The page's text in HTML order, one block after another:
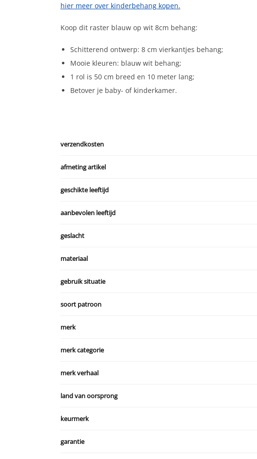
hier meer over kinderbehang kopen.
Koop dit raster blauw op wit 8cm behang:
Schitterend ontwerp: 8 cm vierkantjes behang;
Mooie kleuren: blauw wit behang;
1 rol is 50 cm breed en 10 meter lang;
Betover je baby- of kinderkamer.
verzendkosten
afmeting artikel
geschikte leeftijd
aanbevolen leeftijd
geslacht
materiaal
gebruik situatie
soort patroon
merk
merk categorie
merk verhaal
land van oorsprong
keurmerk
garantie